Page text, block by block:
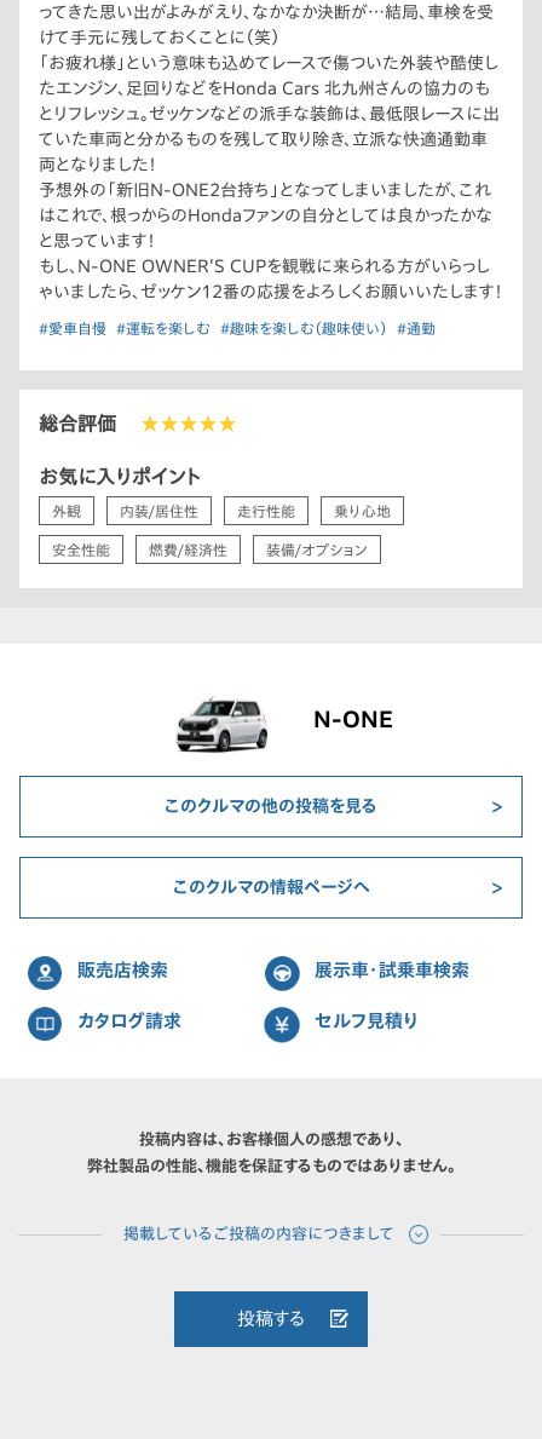
ってきた思い出がよみがえり、なかなか決断が…結局、車検を受
けて手元に残しておくことに（笑）
「お疲れ様」という意味も込めてレースで傷ついた外装や酷使し
たエンジン、足回りなどをHonda Cars 北九州さんの協力のも
とリフレッシュ。ゼッケンなどの派手な装飾は、最低限レースに出
ていた車両と分かるものを残して取り除き、立派な快適通勤車
両となりました！
予想外の「新旧N-ONE2台持ち」となってしまいましたが、これ
はこれで、根っからのHondaファンの自分としては良かったかな
と思っています！
もし、N-ONE OWNER'S CUPを観戦に来られる方がいらっし
ゃいましたら、ゼッケン12番の応援をよろしくお願いいたします！
#愛車自慢 #運転を楽しむ #趣味を楽しむ（趣味使い） #通勤
総合評価 ★★★★★
お気に入りポイント
外観 内装/居住性 走行性能 乗り心地
安全性能 燃費/経済性 装備/オプション
N-ONE
このクルマの他の投稿を見る
このクルマの情報ページへ
販売店検索 展示車・試乗車検索
カタログ請求 セルフ見積り
投稿内容は、お客様個人の感想であり、
弊社製品の性能、機能を保証するものではありません。
投稿する